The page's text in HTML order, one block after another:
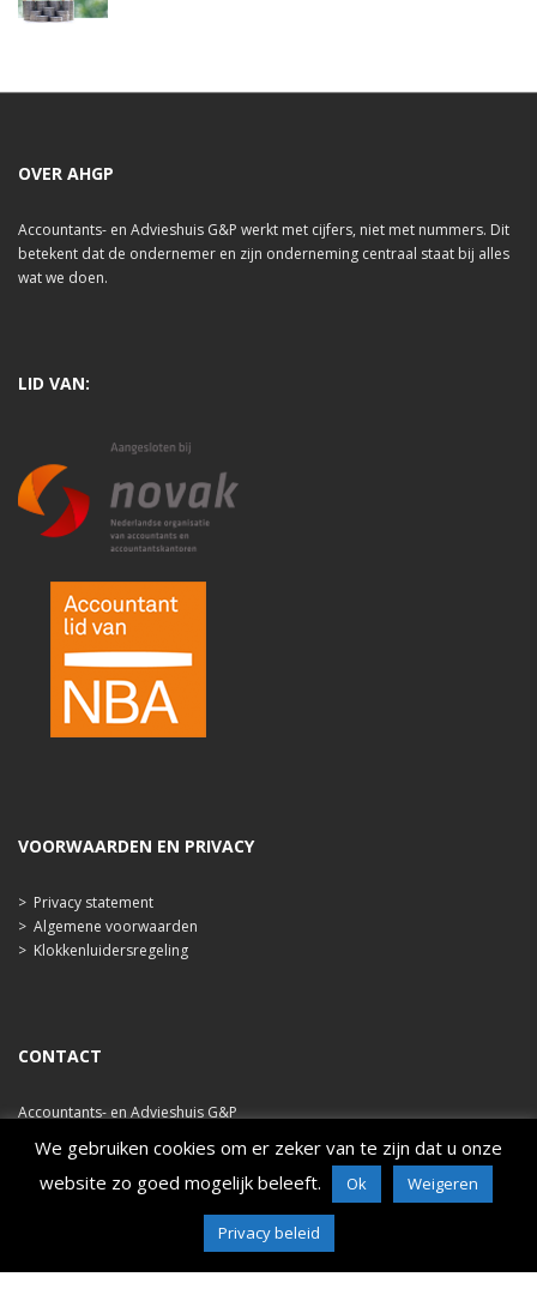
OVER AHGP
Accountants- en Advieshuis G&P werkt met cijfers, niet met nummers. Dit
betekent dat de ondernemer en zijn onderneming centraal staat bij alles
wat we doen.
LID VAN:
VOORWAARDEN EN PRIVACY
> Privacy statement
> Algemene voorwaarden
> Klokkenluidersregeling
CONTACT
Accountants- en Advieshuis G&P
Ooststraat 47b
4421 EA Kapelle
tel. 0113 348 786
We gebruiken cookies om er zeker van te zijn dat u onze
website zo goed mogelijk beleeft.
Ok Weigeren
Privacy beleid